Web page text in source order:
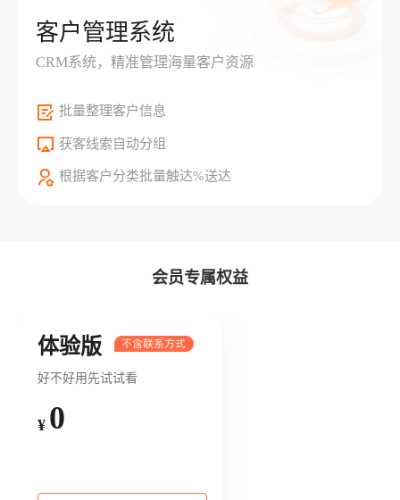
客户管理系统
CRM系统，精准管理海量客户资源
批量整理客户信息
获客线索自动分组
根据客户分类批量触达%送达
会员专属权益
体验版
好不好用先试试看
¥ 0